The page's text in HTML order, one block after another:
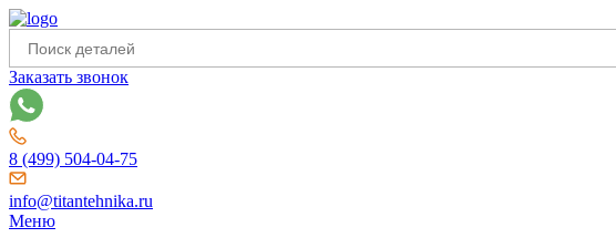
Заказать звонок
8 (499) 504-04-75
info@titantehnika.ru
Меню